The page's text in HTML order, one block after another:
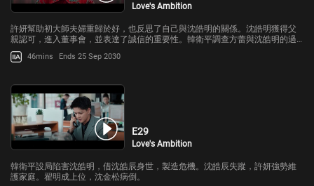
Love's Ambition
許妍幫助初大師夫婦重歸於好，也反思了自己與沈皓明的關係。沈皓明獲得父
親認可，進入董事會，並表達了誠信的重要性。韓衛平調查方蕾與沈皓明的過
往。
46mins Ends 25 Sep 2030
E29
Love's Ambition
韓衛平設局陷害沈皓明，借沈皓辰身世，製造危機。沈皓辰失蹤，許妍強勢維
護家庭。翟明成上位，沈金松病倒。